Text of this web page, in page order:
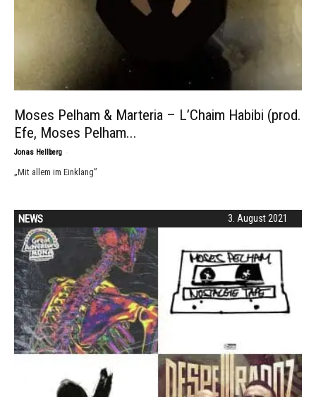
Moses Pelham & Marteria – L’Chaim Habibi (prod.
Efe, Moses Pelham...
Jonas Hellberg -
„Mit allem im Einklang”
3. August 2021
NEWS